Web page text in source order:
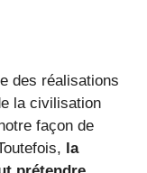
des réalisations
la civilisation
façon de
la